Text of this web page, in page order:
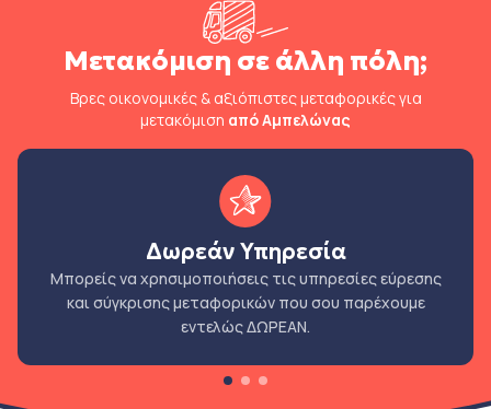
Μετακόμιση σε άλλη πόλη;
Βρες οικονομικές & αξιόπιστες μεταφορικές για
μετακόμιση από Αμπελώνας
Δωρεάν Υπηρεσία
Μπορείς να χρησιμοποιήσεις τις υπηρεσίες εύρεσης
και σύγκρισης μεταφορικών που σου παρέχουμε
εντελώς ΔΩΡΕΑΝ.